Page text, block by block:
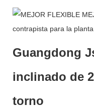
Guangdong
inclinado de
torno